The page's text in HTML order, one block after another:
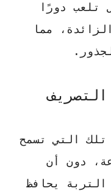
تلعب دورًا
مما
تلك التي تسمح
دون أن
يحافظ